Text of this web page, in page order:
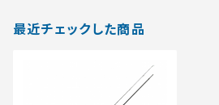
最近チェックした商品